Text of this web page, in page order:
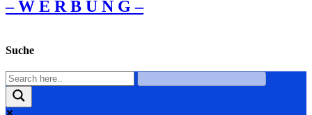
– W Ε R Β U Ν G –
Suche